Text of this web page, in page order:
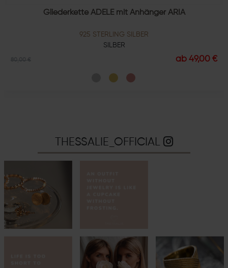
Gliederkette ADELE mit Anhänger ARIA
925 STERLING SILBER
SILBER
ab 49,00 €
THESSALIE_OFFICIAL